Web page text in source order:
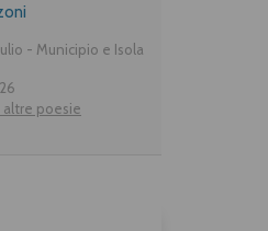
- Municipio e Isola
altre poesie